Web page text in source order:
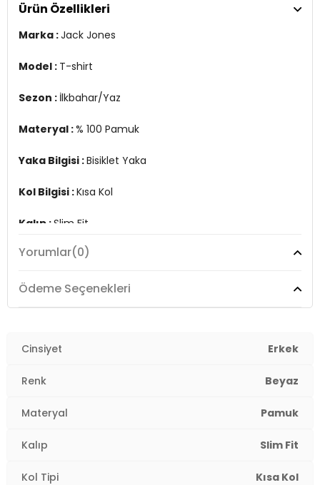
Kalıp :Slim Fit
Detay :
3DY112151955.10006
Ürün Özellikleri
Marka :Jack Jones
Model : T-shirt
Sezon : İlkbahar/Yaz
Materyal :% 100 Pamuk
Yaka Bilgisi :Bisiklet Yaka
Kol Bilgisi :Kısa Kol
Kalıp :Slim Fit
Detay :
3DY112151955.10006
Yorumlar(0)
Ödeme Seçenekleri
Cinsiyet Erkek
Renk Beyaz
Materyal Pamuk
Kalıp Slim Fit
Kol Tipi Kısa Kol